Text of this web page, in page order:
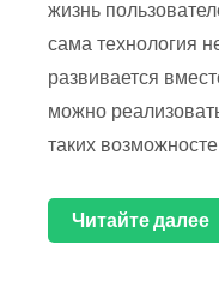
жизнь
сама технология
развивается
можно
таких
Читайте далее